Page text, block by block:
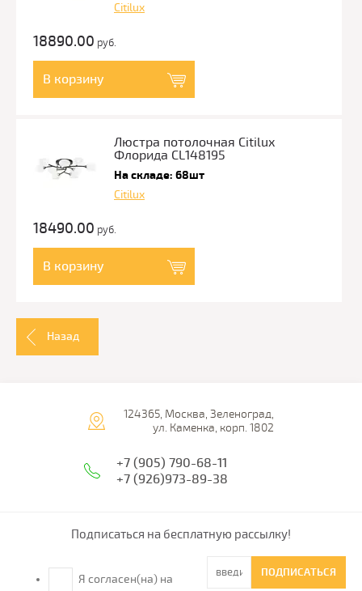
Citilux
18890.00 руб.
В корзину
Люстра потолочная Citilux
Флорида CL148195
На складе: 68шт
Citilux
18490.00 руб.
В корзину
Назад
124365, Москва, Зеленоград,
ул. Каменка, корп. 1802
+7 (905) 790-68-11
+7 (926)973-89-38
Подписаться на бесплатную рассылку!
Я согласен(на) на
ПОДПИСАТЬСЯ